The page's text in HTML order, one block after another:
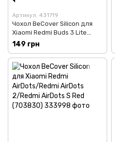
Артикул: 431719
Чохол BeCover Silicon для
Xiaomi Redmi Buds 3 Lite
Yellow (707475)
149 грн